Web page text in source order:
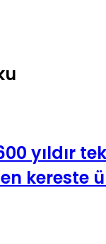
yıldır
kereste